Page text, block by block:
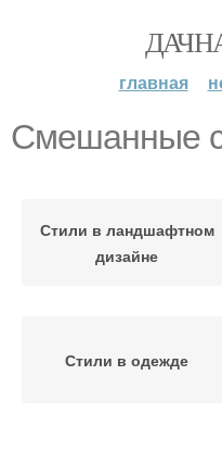
главная
Смешанные
Стили в ландшафтном
дизайне
Стили в одежде